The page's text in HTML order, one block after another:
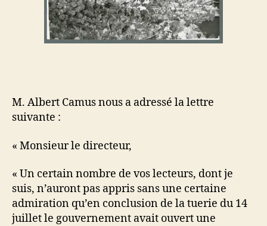
M. Albert Camus nous a adressé la lettre
suivante :
« Monsieur le directeur,
« Un certain nombre de vos lecteurs, dont je
suis, n’auront pas appris sans une certaine
admiration qu’en conclusion de la tuerie du 14
juillet le gouvernement avait ouvert une